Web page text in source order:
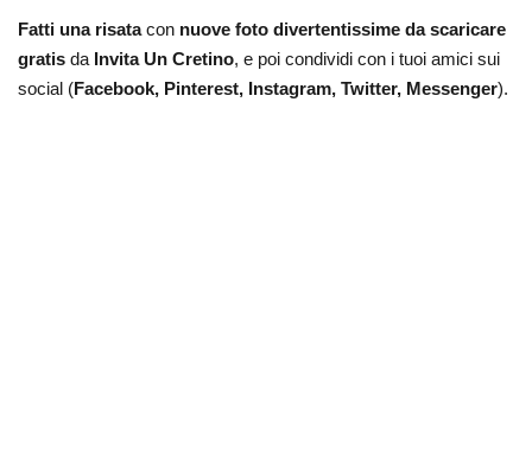
Fatti una risatacon nuove foto divertentissime da scaricare
gratis da Invita Un Cretino, e poi condividi con i tuoi amici sui
social (Facebook, Pinterest, Instagram, Twitter, Messenger).